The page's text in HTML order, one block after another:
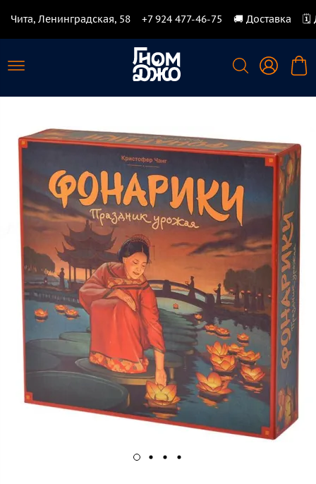
Чита, Ленинградская, 58 +7 924 477-46-75 🚚 Доставка 🗓️